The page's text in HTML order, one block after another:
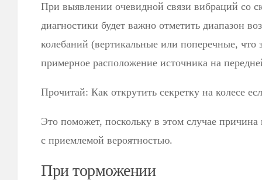
При выявлении очевидной связи вибраций со
диагностики будет важно отметить диапазон
колебаний (вертикальные или поперечные, что
примерное расположение источника на
Прочитай: Как открутить секретку на колесе
Это поможет, поскольку в этом случае
с приемлемой вероятностью.
При торможении